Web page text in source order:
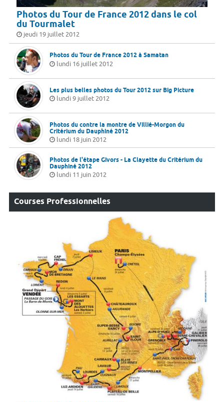
Photos du Tour de France 2012 dans le col
du Tourmalet
jeudi 19 juillet 2012
Photos du Tour de France 2012 à Samatan
lundi 16 juillet 2012
Les plus belles photos du Tour 2012 sur Big Picture
lundi 9 juillet 2012
Photos du contre la montre de Villié-Morgon du
Critérium du Dauphiné 2012
lundi 18 juin 2012
Photos de l'étape Givors - La Clayette du Critérium du
Dauphiné 2012
lundi 11 juin 2012
Courses Professionnelles